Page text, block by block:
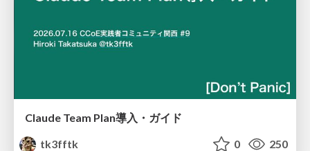
Claude Team Plan導入・ガイド
tk3fftk
0 250